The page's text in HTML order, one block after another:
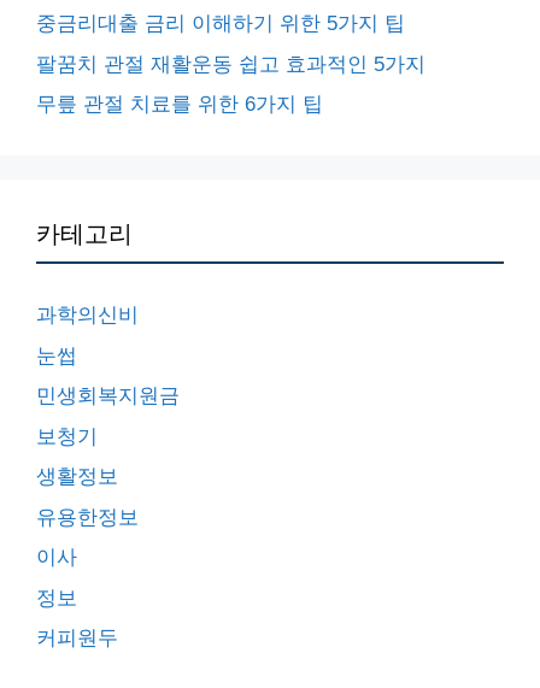
중금리대출 금리 이해하기 위한 5가지 팁
팔꿈치 관절 재활운동 쉽고 효과적인 5가지
무릎 관절 치료를 위한 6가지 팁
카테고리
과학의신비
눈썹
민생회복지원금
보청기
생활정보
유용한정보
이사
정보
커피원두